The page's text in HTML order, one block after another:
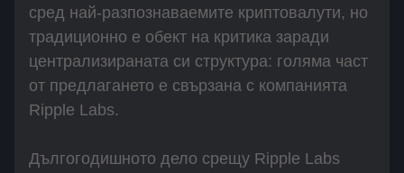
сред най-разпознаваемите криптовалути, но
традиционно е обект на критика заради
централизираната си структура: голяма част
от предлагането е свързана с компанията
Ripple Labs.
Дългогодишното дело срещу Ripple Labs